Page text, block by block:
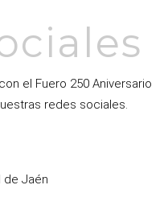
el Fuero 250 Aniversario
redes sociales.
de Jaén